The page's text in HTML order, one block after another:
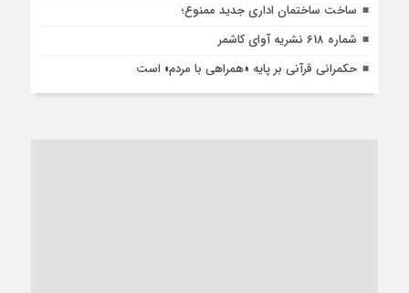
ساخت ساختمان اداری جدید ممنوع؛
شماره 618 نشریه آوای کاشمر
حکمرانی قرآنی بر پایه «همراهی با مردم» است